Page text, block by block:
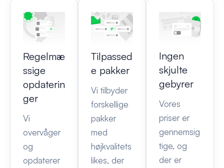
Regelmæ
ssige
opdaterin
ger
Vi
overvåger
og
opdaterer
Tilpassed
e pakker
Vi tilbyder
forskellige
pakker
med
højkvalitets
likes, der
Ingen
skjulte
gebyrer
Vores
priser er
gennemsig
tige, og
der er